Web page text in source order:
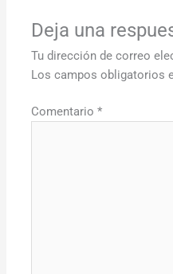
Deja una
Tu dirección de correo
Los campos obligatorios
Comentario*